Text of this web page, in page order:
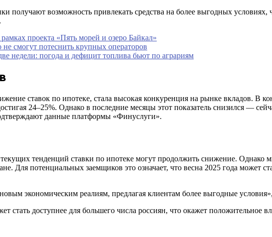
получают возможность привлекать средства на более выгодных
проекта «Пять морей и озеро Байкал»
смогут потеснить крупных операторов
недели: погода и дефицит топлива бьют по аграриям
ставок по ипотеке, стала высокая конкуренция на рынке вкладов. В
24–25%. Однако в последние месяцы этот показатель снизился —
данные платформы «Финуслуги».
тенденций ставки по ипотеке могут продолжить снижение. Однако
Для потенциальных заемщиков это означает, что весна 2025 года
экономическим реалиям, предлагая клиентам более выгодные
стать доступнее для большего числа россиян, что окажет